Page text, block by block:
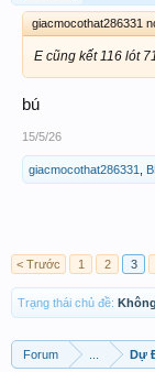
giacmocothat286331
E cũng kết 116 lót
bú
15/5/26
giacmocothat286331
< Trước
1 2 3
Trạng thái chủ đề:
Forum Dự